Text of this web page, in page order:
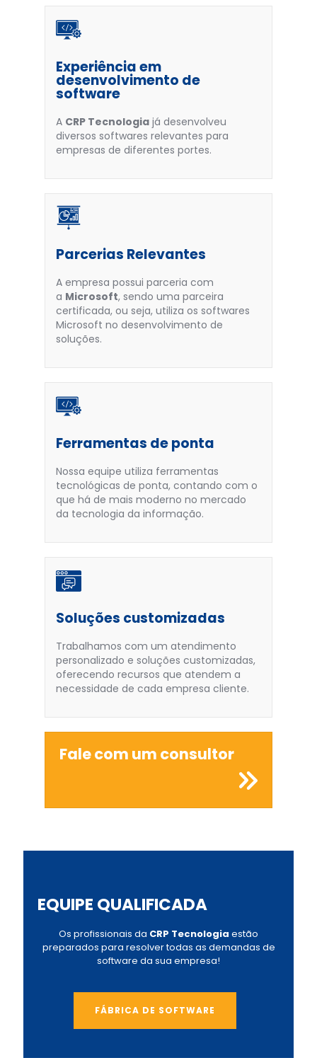
Experiência em
desenvolvimento de
software
A CRP Tecnologia já desenvolveu
diversos softwares relevantes para
empresas de diferentes portes.
Parcerias Relevantes
A empresa possui parceria com
a Microsoft, sendo uma parceira
certificada, ou seja, utiliza os softwares
Microsoft no desenvolvimento de
soluções.
Ferramentas de ponta
Nossa equipe utiliza ferramentas
tecnológicas de ponta, contando com o
que há de mais moderno no mercado
da tecnologia da informação.
Soluções customizadas
Trabalhamos com um atendimento
personalizado e soluções customizadas,
oferecendo recursos que atendem a
necessidade de cada empresa cliente.
Fale com um consultor
EQUIPE QUALIFICADA
Os profissionais da CRP Tecnologia estão
preparados para resolver todas as demandas de
software da sua empresa!
FÁBRICA DE SOFTWARE